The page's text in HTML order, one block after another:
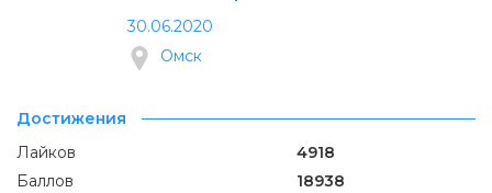
30.06.2020
Омск
Достижения
Лайков
4918
Баллов
18938